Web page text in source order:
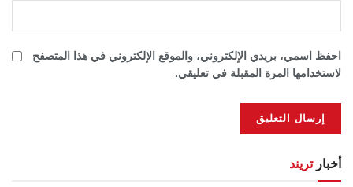
احفظ اسمي، بريدي الإلكتروني، والموقع الإلكتروني في هذا المتصفح
لاستخدامها المرة المقبلة في تعليقي.
أخبارتريند